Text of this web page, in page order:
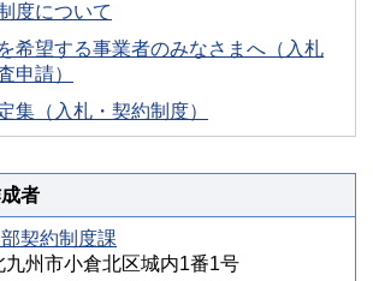
度について
希望する事業者のみなさまへ（入札
申請）
集（入札・契約制度）
者
契約制度課
州市小倉北区城内1番1号